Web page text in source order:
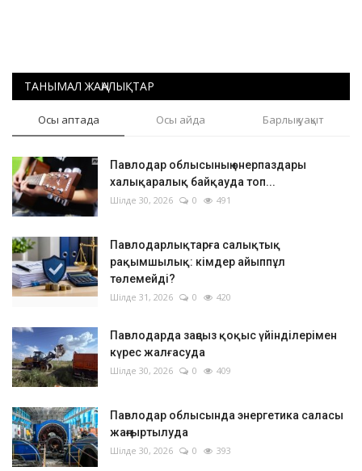
Тілді тандаңыз
Қазақша Русский
ТАНЫМАЛ ЖАҢАЛЫҚТАР
Осы аптада Осы айда Барлық уақыт
Павлодар облысының өнерпаздары
халықаралық байқауда топ...
Шілде 30, 2026 0 491
Павлодарлықтарға салықтық
рақымшылық: кімдер айыппұл
төлемейді?
Шілде 31, 2026 0 420
Павлодарда заңсыз қоқыс үйінділерімен
күрес жалғасуда
Шілде 30, 2026 0 409
Павлодар облысында энергетика саласы
жаңғыртылуда
Шілде 30, 2026 0 393